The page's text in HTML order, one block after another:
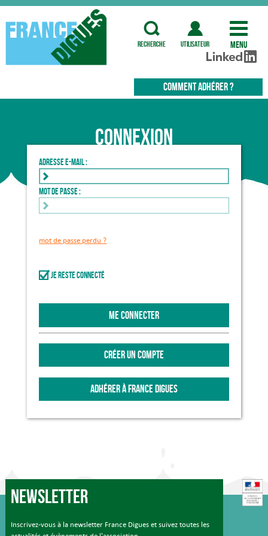
recherche utilisateur Menu
COMMENT ADHÉRER ?
Connexion
Adresse e-mail :
Mot de passe :
mot de passe perdu ?
Je reste connecté
ME CONNECTER
CRÉER UN COMPTE
ADHÉRER À FRANCE DIGUES
Newsletter
Inscrivez-vous à la newsletter France Digues et suivez toutes les